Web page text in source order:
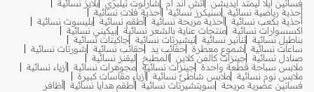
فساتين ايلا ليمتد ايديشن
اتش اند ام شارلوت تيلبري بلايز نسائية
أحذية رياضية نسائية
سنيكرز نسائية أحذية فلات نسائية
أحذية بكعب نسائية أحذية مريحة نسائية أطقم نسائية بليسوت نسائية
اكسسوارات نسائية منتجات عناية بالشعر نسائية بيكيني نسائية
بناطيل نسائية تنانير نسائية تيشيرتات نسائية جاكيتات نسائية
ساعات نسائية
شموع معطرة حقائب يد حقائب نسائية
شورتات نسائية
صنادل نسائية جينزات كالفن كلاين المطبخ
ليقنز نسائية
ملابس سباحة قطعة واحدة جينزات نسائية مجوهرات نسائية أزياء نسائية
ملابس نوم نسائية ملابس شاطئ نسائية أزياء مقاسات كبيرة
فساتين عصرية مريحة
سويتشيرتات نسائية أطقم هدايا نسائية أظافر